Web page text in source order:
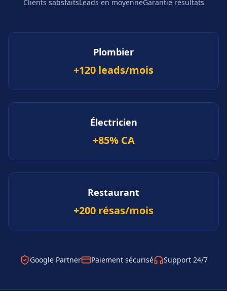
Clients satisfaitsLeads en moyenneGarantie résultats
Plombier
+120 leads/mois
Électricien
+85% CA
Restaurant
+200 résas/mois
Google Partner Paiement sécurisé Support 24/7